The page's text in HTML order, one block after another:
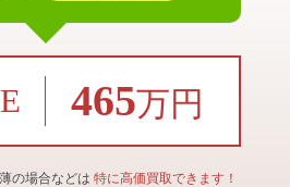
465万円
の場合などは 特に高価買取できます！